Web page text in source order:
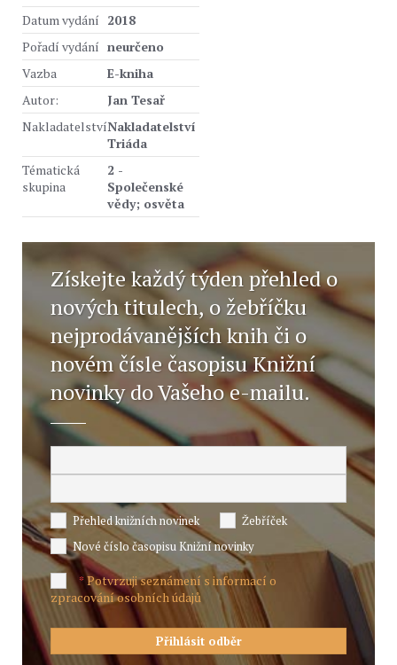
Datum vydání 2018
Pořadí vydání neurčeno
Vazba
E-kniha
Autor:
Jan Tesař
NakladatelstvíNakladatelství
Triáda
Tématická
skupina
2 -
Společenské
vědy; osvěta
Získejte každý týden přehled o
nových titulech, o žebříčku
nejprodávanějších knih či o
novém čísle časopisu Knižní
novinky do Vašeho e-mailu.
Přehled knižních novinek
Žebříček
Nové číslo časopisu Knižní novinky
*Potvrzuji seznámení s informací o
zpracování osobních údajů